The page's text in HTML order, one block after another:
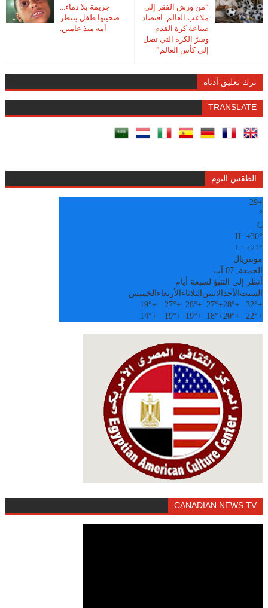
جريمة بلا دماء...
ضحيتها طفل ينتظر
أمه منذ عامين.
“من ورش الفقر إلى
ملاعب العالم: اقتصاد
صناعة كرة القدم
وسرّ الكرة التي تصل
إلى كأس العالم”
ترك تعليق أدناه
TRANSLATE
الطقس اليوم
+
29
°
C
H:+30°
L:+21°
مونتريال
الجمعة, 07 آب
أنظر إلى التنبؤ لسبعة أيام
السبت الأحدالاثنين الثلاثاء الأربعاء الخميس
+
32°
+
28°
+
27°
+
28°
+
27°
+
19°
+
22°
+
20°
+
18°
+
19°
+
19°
+
14°
CANADIAN NEWS TV